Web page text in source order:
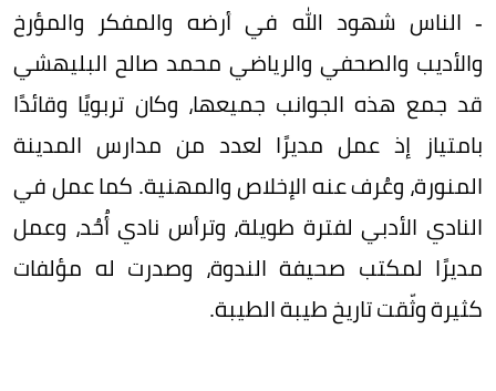
- الناس شهود الله في أرضه والمفكر والمؤرخ
والأديب والصحفي والرياضي محمد صالح البليهشي
قد جمع هذه الجوانب جميعها، وكان تربويًا وقائدًا
بامتياز إذ عمل مديرًا لعدد من مدارس المدينة
المنورة، وعُرف عنه الإخلاص والمهنية. كما عمل في
النادي الأدبي لفترة طويلة، وترأس نادي أُحُد، وعمل
مديرًا لمكتب صحيفة الندوة، وصدرت له مؤلفات
كثيرة وثّقت تاريخ طيبة الطيبة.